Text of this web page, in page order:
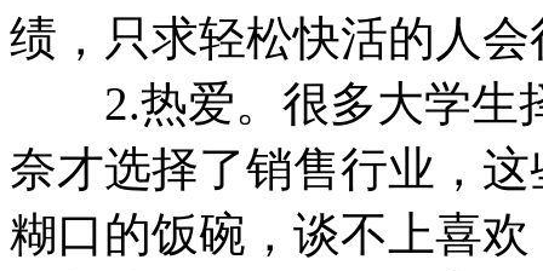
绩，只求轻松快活的人
2.热爱。很多大学生
奈才选择了销售行业，
糊口的饭碗，谈不上喜